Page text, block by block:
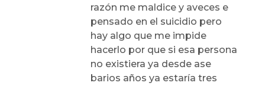
razón me maldice y aveces e
pensado en el suicidio pero
hay algo que me impide
hacerlo por que si esa persona
no existiera ya desde ase
barios años ya estaría tres